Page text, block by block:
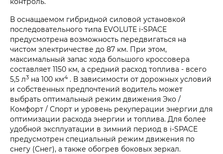
В оснащаемом гибридной силовой установкой
последовательного типа EVOLUTE i‑SPACE
предусмотрена возможность передвигаться на
чистом электричестве до 87 км. При этом,
максимальный запас хода большого кроссовера
составляет 1150 км, а средний расход топлива - всего
5,5 л3 на 100 км4 . В зависимости от дорожных условий
и собственных предпочтений водитель может
выбрать оптимальный режим движения Эко /
Комфорт / Спорт и уровень рекуперации энергии для
оптимизации расхода энергии и топлива. Для более
удобной эксплуатации в зимний период в i‑SPACE
предусмотрен специальный режим движения по
снегу (Снег), а также обогрев боковых зеркал.